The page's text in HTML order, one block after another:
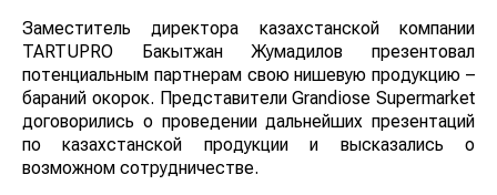
Заместитель директора казахстанской компании
TARTUPRO Бакытжан Жумадилов презентовал
потенциальным партнерам свою нишевую продукцию –
бараний окорок. Представители Grandiose Supermarket
договорились о проведении дальнейших презентаций
по казахстанской продукции и высказались о
возможном сотрудничестве.